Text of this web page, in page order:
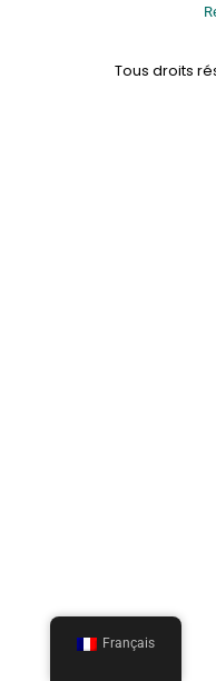
Tous droits
Français